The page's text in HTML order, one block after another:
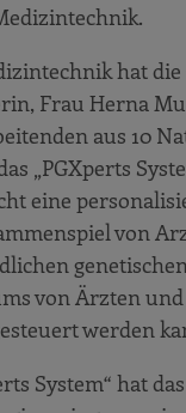
hat
Frau Herna
aus 10
„PGXperts
eine
von
von Ärzten
werden
System“ hat